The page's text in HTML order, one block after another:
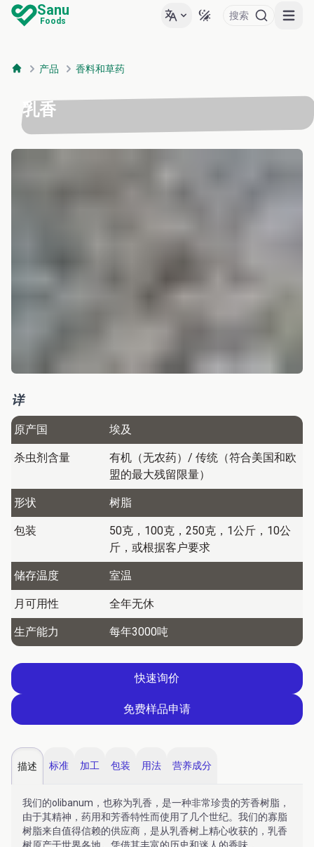
Sanu
Foods 搜索
Open
产品 香料和草药
乳香
详
原产国 埃及
杀虫剂含量
有机（无农药）/ 传统（符合美国和欧
盟的最大残留限量）
形状 树脂
包装
50克，100克，250克，1公斤，10公
斤，或根据客户要求
储存温度 室温
月可用性 全年无休
生产能力 每年3000吨
快速询价
免费样品申请
描述 标准 加工 包装 用法 营养成分
我们的olibanum，也称为乳香，是一种非常珍贵的芳香树脂，
由于其精神，药用和芳香特性而使用了几个世纪。我们的寡脂
树脂来自值得信赖的供应商，是从乳香树上精心收获的，乳香